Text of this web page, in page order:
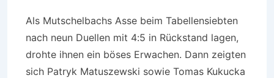
Als Mutschelbachs Asse beim Tabellensiebten
nach neun Duellen mit 4:5 in Rückstand lagen,
drohte ihnen ein böses Erwachen. Dann zeigten
sich Patryk Matuszewski sowie Tomas Kukucka